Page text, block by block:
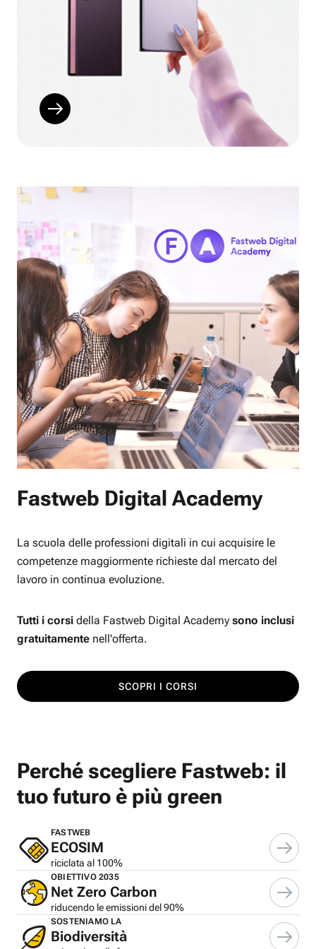
Fastweb Digital Academy
La scuola delle professioni digitali in cui acquisire le
competenze maggiormente richieste dal mercato del
lavoro in continua evoluzione.
Tutti i corsi della Fastweb Digital Academy sono inclusi
gratuitamente nell'offerta.
SCOPRI I CORSI
Perché scegliere Fastweb: il
tuo futuro è più green
FASTWEB
ECOSIM
riciclata al 100%
OBIETTIVO 2035
Net Zero Carbon
riducendo le emissioni del 90%
SOSTENIAMO LA
Biodiversità